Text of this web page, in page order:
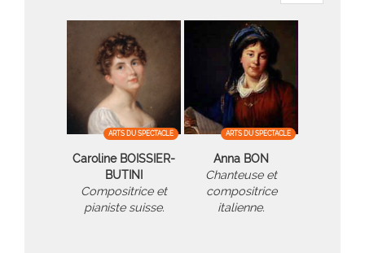
ARTS DU SPECTACLE
Caroline BOISSIER-
BUTINI
Compositrice et
pianiste suisse.
ARTS DU SPECTACLE
Anna BON
Chanteuse et
compositrice
italienne.